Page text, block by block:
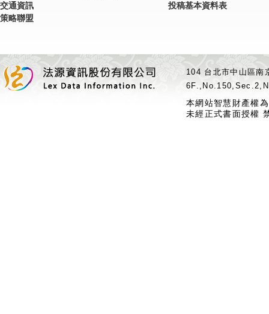
交通資訊
策略聯盟
投稿基本資料表
104 台北市中山區
本網站智慧財產權
未經正式書面授權